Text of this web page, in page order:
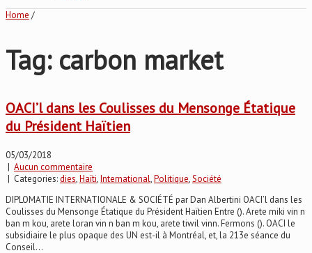
Home /
Tag: carbon market
OACI’l dans les Coulisses du Mensonge Étatique
du Président Haïtien
05/03/2018
| Aucun commentaire
| Categories:dies,Haïti,International,Politique,Société
DIPLOMATIE INTERNATIONALE & SOCIÉTÉ par Dan Albertini OACI’l dans les
Coulisses du Mensonge Étatique du Président Haïtien Entre (). Arete miki vin n
ban m kou, arete loran vin n ban m kou, arete tiwil vinn. Fermons (). OACI le
subsidiaire le plus opaque des UN est-il à Montréal, et, la 213e séance du
Conseil...